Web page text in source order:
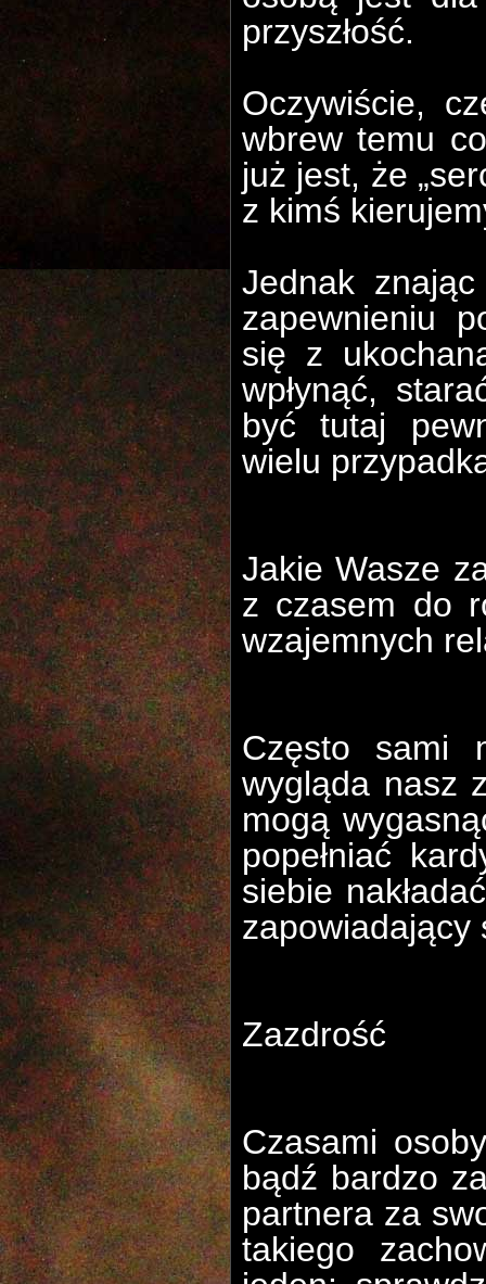
przyszłość.
Oczywiście,
wbrew temu
już jest, że
z kimś
Jednak
zapewnieniu
się z
wpłynąć,
być tutaj
wielu
Jakie Wasze
z czasem do
wzajemnych
Często sami
wygląda nasz
mogą
popełniać
siebie
zapowiadający
Zazdrość
Czasami
bądź bardzo
partnera za
takiego